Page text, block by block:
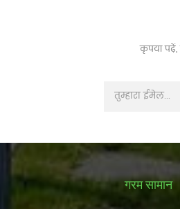
कृपया
गरम सामान